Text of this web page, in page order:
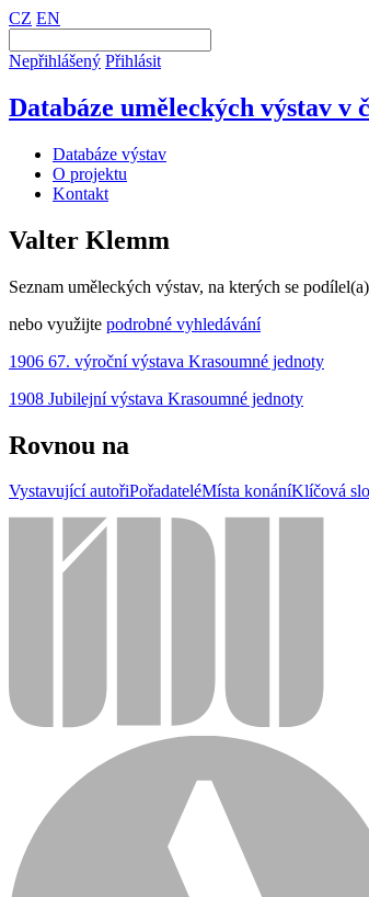
CZ EN
Nepřihlášený Přihlásit
Databáze uměleckých výstav v
Databáze výstav
O projektu
Kontakt
Valter Klemm
Seznam uměleckých výstav, na kterých se podílel(a)
nebo využijte podrobné vyhledávání
1906 67. výroční výstava Krasoumné jednoty
1908 Jubilejní výstava Krasoumné jednoty
Rovnou na
Vystavující autořiPořadateléMísta konáníKlíčová